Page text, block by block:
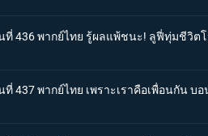
ที่ 436 พากย์ไทย รู้ผลแพ้ชนะ! ลูฟี่ทุ่มชีวิต
ที่ 437 พากย์ไทย เพราะเราคือเพื่อนกัน บ